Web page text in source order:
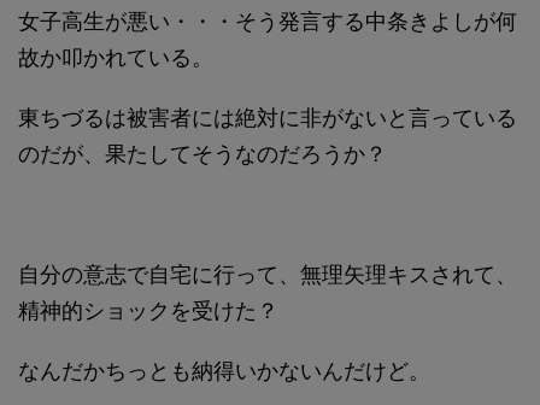
女子高生が悪い・・・そう発言する中条きよしが何
故か叩かれている。
東ちづるは被害者には絶対に非がないと言っている
のだが、果たしてそうなのだろうか？
自分の意志で自宅に行って、無理矢理キスされて、
精神的ショックを受けた？
なんだかちっとも納得いかないんだけど。